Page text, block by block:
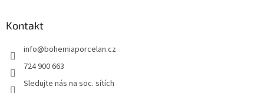
Kontakt
info@bohemiaporcelan.cz
724 900 663
Sledujte nás na soc. sítích